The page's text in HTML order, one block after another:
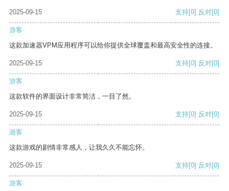
2025-09-15 支持[0] 反对[0]
游客
这款加速器VPM应用程序可以给你提供全球覆盖和最高安全性的连接。
2025-09-15 支持[0] 反对[0]
游客
这款软件的界面设计非常简洁，一目了然。
2025-09-15 支持[0] 反对[0]
游客
这款游戏的剧情非常感人，让我久久不能忘怀。
2025-09-15 支持[0] 反对[0]
游客